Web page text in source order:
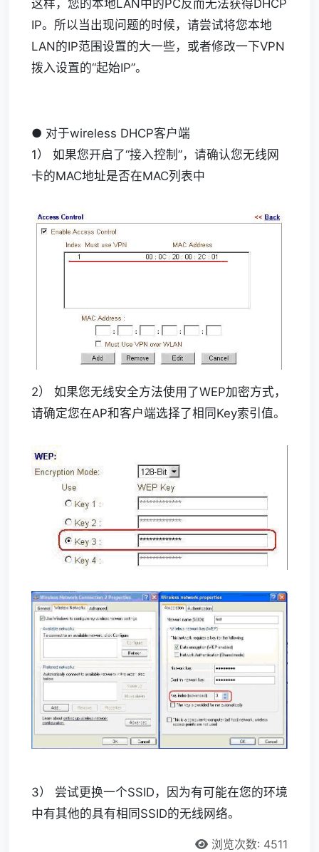
这样，您的本地LAN中的PC反而无法获得DHCP
IP。所以当出现问题的时候，请尝试将您本地
LAN的IP范围设置的大一些，或者修改一下VPN
拨入设置的“起始IP”。
● 对于wireless DHCP客户端
1） 如果您开启了“接入控制”，请确认您无线网
卡的MAC地址是否在MAC列表中
2） 如果您无线安全方法使用了WEP加密方式，
请确定您在AP和客户端选择了相同Key索引值。
3） 尝试更换一个SSID，因为有可能在您的环境
中有其他的具有相同SSID的无线网络。
浏览次数: 4511